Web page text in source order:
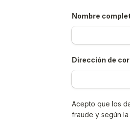
Nombre
Dirección de
Acepto que los
fraude y según la